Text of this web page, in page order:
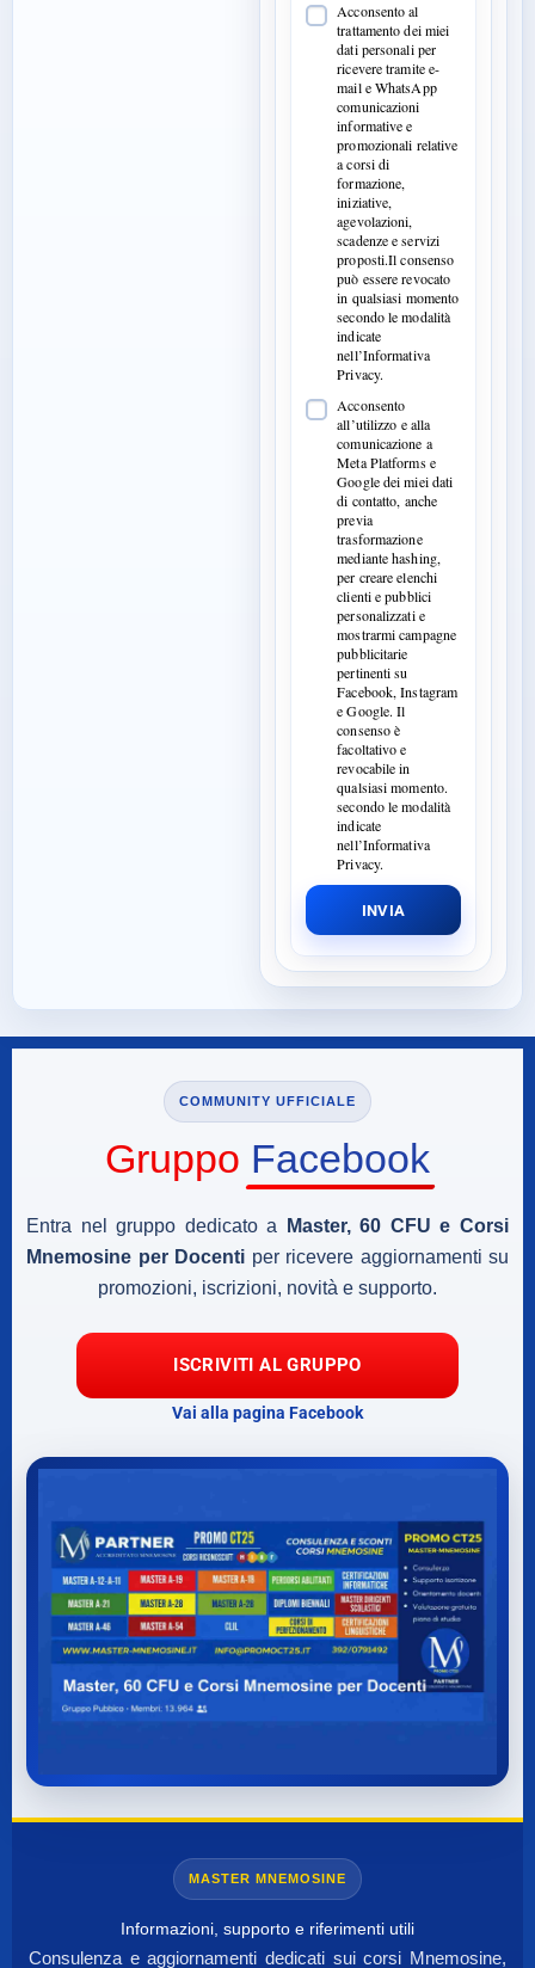
Acconsento al
trattamento dei miei
dati personali per
ricevere tramite e-
mail e WhatsApp
comunicazioni
informative e
promozionali relative
a corsi di
formazione,
iniziative,
agevolazioni,
scadenze e servizi
proposti.Il consenso
può essere revocato
in qualsiasi momento
secondo le modalità
indicate
nell’Informativa
Privacy.
Acconsento
all’utilizzo e alla
comunicazione a
Meta Platforms e
Google dei miei dati
di contatto, anche
previa
trasformazione
mediante hashing,
per creare elenchi
clienti e pubblici
personalizzati e
mostrarmi campagne
pubblicitarie
pertinenti su
Facebook, Instagram
e Google. Il
consenso è
facoltativo e
revocabile in
qualsiasi momento.
secondo le modalità
indicate
nell’Informativa
Privacy.
INVIA
COMMUNITY UFFICIALE
Gruppo Facebook
Entra nel gruppo dedicato a
Master, 60 CFU e Corsi
Mnemosine per Docenti per ricevere aggiornamenti su
promozioni, iscrizioni, novità e supporto.
ISCRIVITI AL GRUPPO
Vai alla pagina Facebook
MASTER MNEMOSINE
Informazioni, supporto e riferimenti utili
Consulenza e aggiornamenti dedicati sui corsi Mnemosine,